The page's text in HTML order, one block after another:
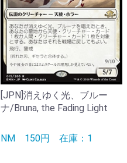
[JPN]消えゆく光、ブルー
ナ/Bruna, the Fading Light
NM 150円 在庫：1